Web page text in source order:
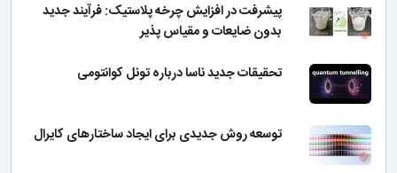
پیشرفت در افزایش چرخه پلاستیک: فرآیند جدید
بدون ضایعات و مقیاس پذیر
تحقیقات جدید ناسا درباره تونل کوانتومی
توسعه روش جدیدی برای ایجاد ساختارهای کایرال